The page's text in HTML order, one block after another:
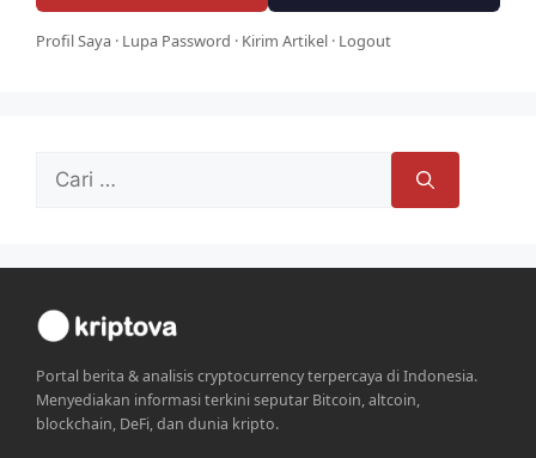
Profil Saya · Lupa Password · Kirim Artikel · Logout
Cari
Portal berita & analisis cryptocurrency terpercaya di Indonesia.
Menyediakan informasi terkini seputar Bitcoin, altcoin,
blockchain, DeFi, dan dunia kripto.